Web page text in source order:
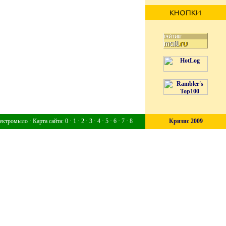
· Карта сайта: 0 · 1 · 2 · 3 · 4 · 5 · 6 · 7 · 8 Кризис 2009